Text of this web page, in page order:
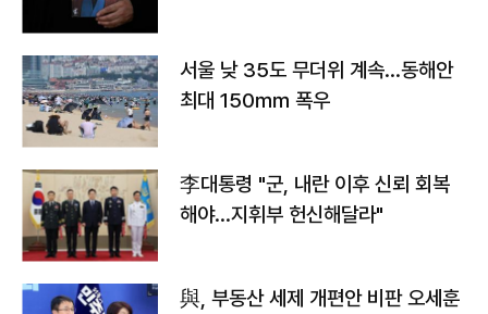
서울 낮 35도 무더위 계속…동해안
최대 150㎜ 폭우
李대통령 "군, 내란 이후 신뢰 회복
해야…지휘부 헌신해달라"
與, 부동산 세제 개편안 비판 오세훈